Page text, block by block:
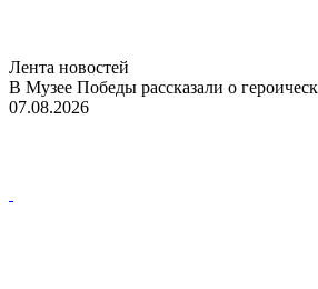
Лента новостей
В Музее Победы рассказали о
07.08.2026